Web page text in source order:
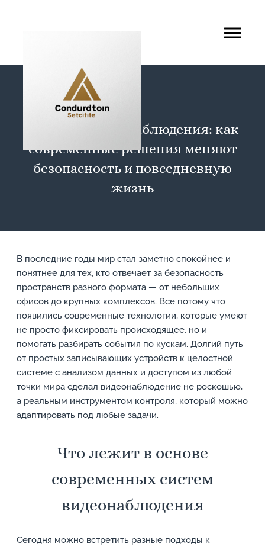
Системы видеонаблюдения: как
современные решения меняют
безопасность и повседневную
жизнь
В последние годы мир стал заметно спокойнее и
понятнее для тех, кто отвечает за безопасность
пространств разного формата — от небольших
офисов до крупных комплексов. Все потому что
появились современные технологии, которые умеют
не просто фиксировать происходящее, но и
помогать разбирать события по кускам. Долгий путь
от простых записывающих устройств к целостной
системе с анализом данных и доступом из любой
точки мира сделал видеонаблюдение не роскошью,
а реальным инструментом контроля, который можно
адаптировать под любые задачи.
Что лежит в основе
современных систем
видеонаблюдения
Сегодня можно встретить разные подходы к